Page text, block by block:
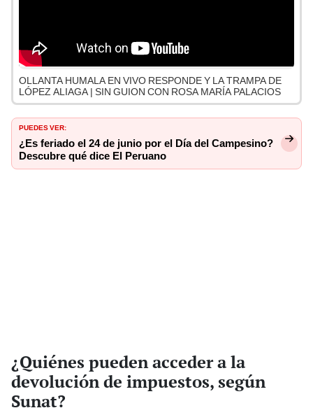
OLLANTA HUMALA EN VIVO RESPONDE Y LA TRAMPA DE
LÓPEZ ALIAGA | SIN GUION CON ROSA MARÍA PALACIOS
PUEDES VER:
¿Es feriado el 24 de junio por el Día del Campesino?
Descubre qué dice El Peruano
¿Quiénes pueden acceder a la
devolución de impuestos, según
Sunat?